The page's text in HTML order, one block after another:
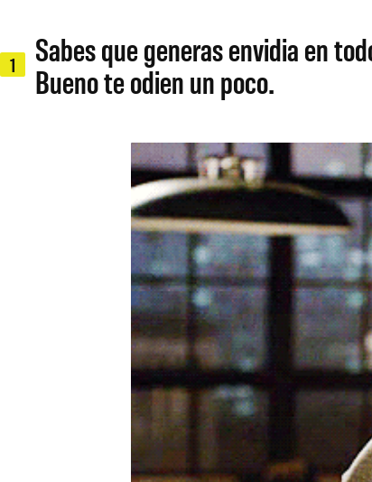
1
Sabes que generas envidia en
Bueno te odien un poco.